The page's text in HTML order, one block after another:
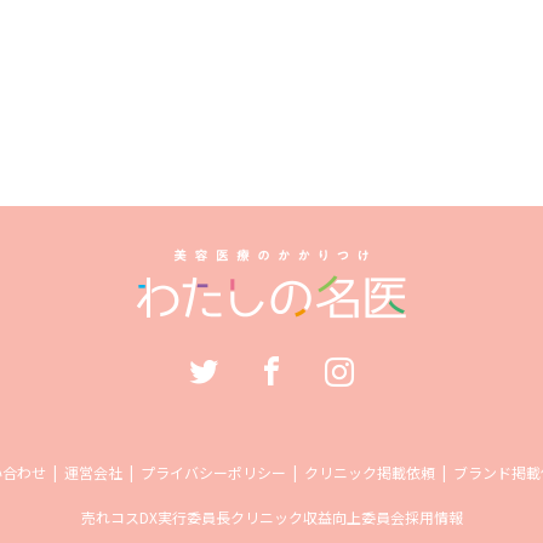
わせ 運営会社 プライバシーポリシー クリニック掲載依頼 ブランド掲
売れコスDX実行委員長クリニック収益向上委員会採用情報